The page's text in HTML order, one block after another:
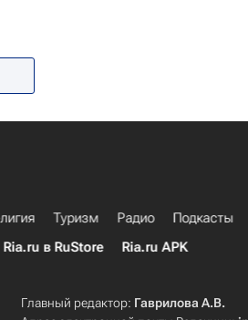
Туризм Радио Подкасты
Ria.ru в RuStore Ria.ru APK
Главный редактор: Гаврилова А.В.